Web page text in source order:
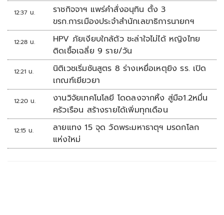
12:37 น.
ราชกิจจาฯ แพร่คำสั่งอนุทิน ตั้ง 3
ขรก.การเมืองประจำสำนักเลขาธิการนายกฯ
12:28 น.
HPV ภัยเงียบใกล้ตัว ชะล่าใจไม่ได้ หญิงไทย
ติดเชื้อเฉลี่ย 9 ราย/วัน
12:21 น.
นิติเวชเริ่มชันสูตร 8 ร่างเหยื่อเหตุยิง รร. เปิด
เกณฑ์เยียวยา
12:20 น.
งานวิจัยเทคโนโลยี โดดลงจากหิ้ง สู่มือ1.2หมื่น
ครัวเรือน สร้างรายได้เพิ่มทุกเดือน
12:15 น.
ลายแทง 15 จุด วัดพระมหาธาตุฯ มรดกโลก
แห่งใหม่